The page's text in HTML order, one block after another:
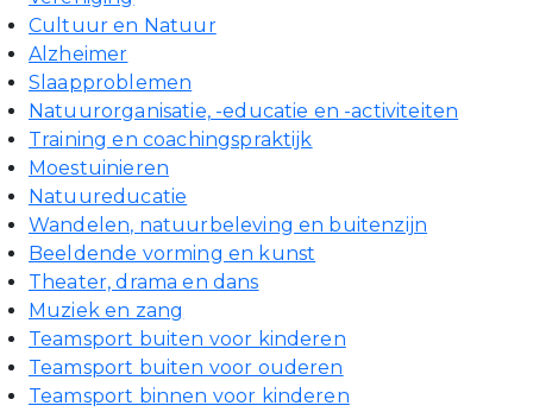
Cultuur en Natuur
Alzheimer
Slaapproblemen
Natuurorganisatie, -educatie en -activiteiten
Training en coachingspraktijk
Moestuinieren
Natuureducatie
Wandelen, natuurbeleving en buitenzijn
Beeldende vorming en kunst
Theater, drama en dans
Muziek en zang
Teamsport buiten voor kinderen
Teamsport buiten voor ouderen
Teamsport binnen voor kinderen